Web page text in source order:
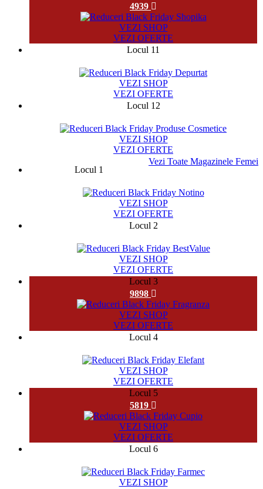
4939
VEZI SHOP
VEZI OFERTE
Locul 11
VEZI SHOP
VEZI OFERTE
Locul 12
VEZI SHOP
VEZI OFERTE
Vezi Toate Magazinele Femei
Locul 1
VEZI SHOP
VEZI OFERTE
Locul 2
VEZI SHOP
VEZI OFERTE
Locul 3
9898
VEZI SHOP
VEZI OFERTE
Locul 4
VEZI SHOP
VEZI OFERTE
Locul 5
5819
VEZI SHOP
VEZI OFERTE
Locul 6
VEZI SHOP